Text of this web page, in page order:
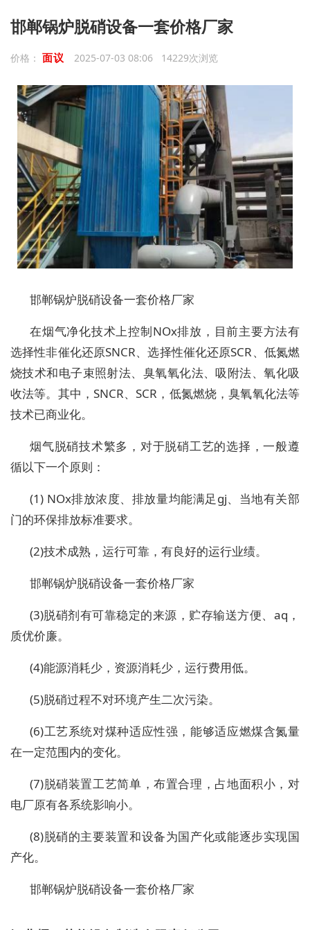
邯郸锅炉脱硝设备一套价格厂家
价格： 面议 2025-07-03 08:06 14229次浏览
邯郸锅炉脱硝设备一套价格厂家
在烟气净化技术上控制NOx排放，目前主要方法有
选择性非催化还原SNCR、选择性催化还原SCR、低氮燃
烧技术和电子束照射法、臭氧氧化法、吸附法、氧化吸
收法等。其中， SNCR、SCR ，低氮燃烧，臭氧氧化法等
技术已商业化。
烟气脱硝技术繁多，对于脱硝工艺的选择，一般遵
循以下一个原则：
(1) NOx排放浓度、排放量均能满足gj、当地有关部
门的环保排放标准要求。
(2)技术成熟，运行可靠，有良好的运行业绩。
邯郸锅炉脱硝设备一套价格厂家
(3)脱硝剂有可靠稳定的来源，贮存输送方便、 aq ，
质优价廉。
(4)能源消耗少，资源消耗少，运行费用低。
(5)脱硝过程不对环境产生二次污染。
(6)工艺系统对煤种适应性强，能够适应燃煤含氮量
在一定范围内的变化。
(7)脱硝装置工艺简单，布置合理，占地面积小，对
电厂原有各系统影响小。
(8)脱硝的主要装置和设备为国产化或能逐步实现国
产化。
邯郸锅炉脱硝设备一套价格厂家